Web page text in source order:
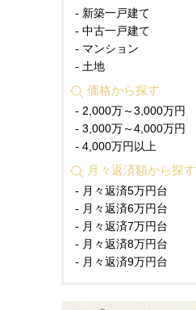
- 新築一戸建て
- 中古一戸建て
- マンション
- 土地
価格から探す
- 2,000万～3,000万円
- 3,000万～4,000万円
- 4,000万円以上
月々返済額から探す
- 月々返済5万円台
- 月々返済6万円台
- 月々返済7万円台
- 月々返済8万円台
- 月々返済9万円台